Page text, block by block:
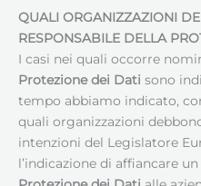
QUALI ORGANIZZAZIONI
RESPONSABILE DELLA
I casi nei quali occorre
Protezione dei Dati sono
tempo abbiamo indicato,
quali organizzazioni
intenzioni del Legislatore
l’indicazione di affiancare un